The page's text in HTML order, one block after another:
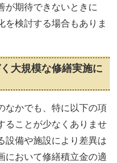
が期待できないときに
を検討する場合もありま
大規模な修繕実施に
かでも、特に以下の項
ることが少なくありませ
設備や施設により差異は
において修繕積立金の適